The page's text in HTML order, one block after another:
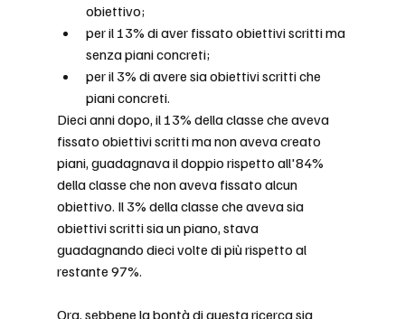
obiettivo;
per il 13% di aver fissato obiettivi scritti ma
senza piani concreti;
per il 3% di avere sia obiettivi scritti che
piani concreti.
Dieci anni dopo, il 13% della classe che aveva
fissato obiettivi scritti ma non aveva creato
piani, guadagnava il doppio rispetto all'84%
della classe che non aveva fissato alcun
obiettivo. Il 3% della classe che aveva sia
obiettivi scritti sia un piano, stava
guadagnando dieci volte di più rispetto al
restante 97%.
Ora, sebbene la bontà di questa ricerca sia